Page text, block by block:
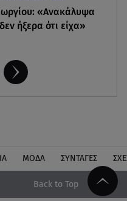
«Ανακάλυψα
ήξερα ότι είχα»
ΜΟΔΑ ΣΥΝΤΑΓΕΣ
Back to Top